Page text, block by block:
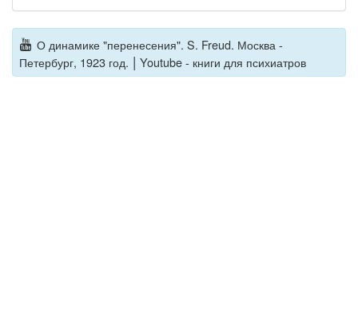
О динамике "перенесения". S. Freud. Москва -
Петербург, 1923 год. | Youtube - книги для психиатров